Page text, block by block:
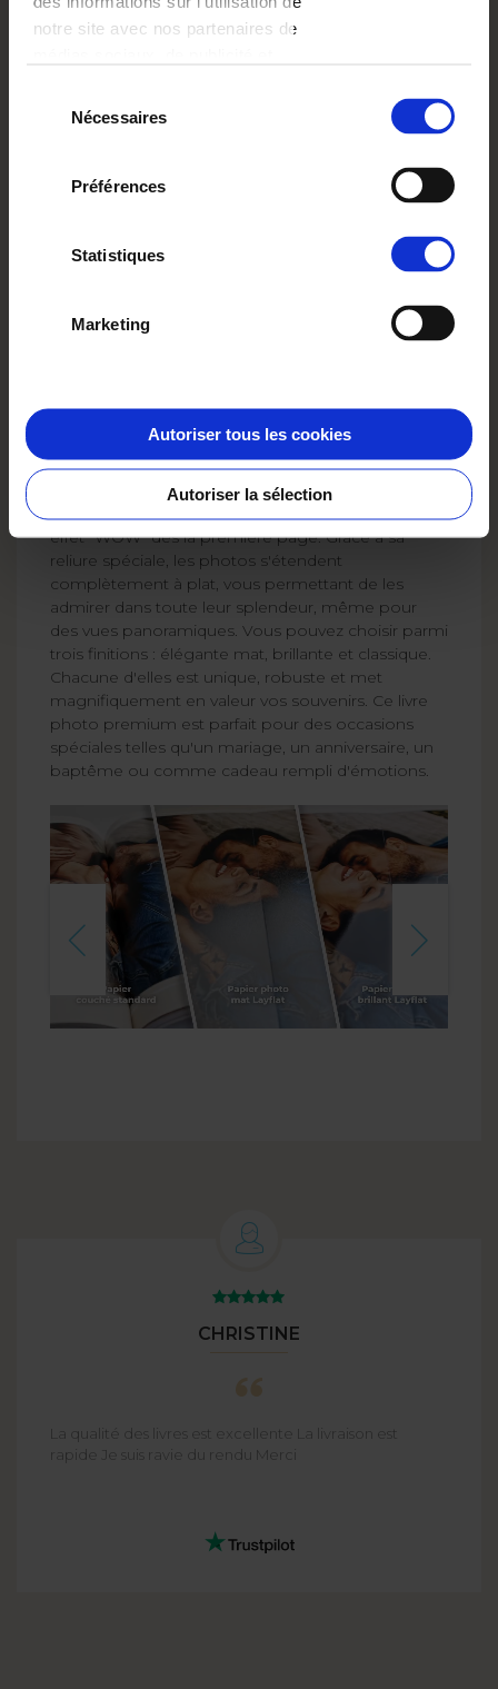
notre site avec nos partenaires de
celles-ci avec d'autres informations
utilisation de leurs services.
Nécessaires
Préférences
Statistiques
Marketing
Autoriser tous les cookies
Autoriser la sélection
Créez et commandez depuis
Layflat
Le livre photo Layflat est bien plus qu'un simple
livre photo - c'est un véritable souvenir qui crée un
effet "WOW" dès la première page. Grâce à sa
reliure spéciale, les photos s'étendent
complètement à plat, vous permettant de les
admirer dans toute leur splendeur, même pour
des vues panoramiques. Vous pouvez choisir parmi
trois finitions : élégante mat, brillante et classique.
Chacune d'elles est unique, robuste et met
magnifiquement en valeur vos souvenirs. Ce livre
photo premium est parfait pour des occasions
spéciales telles qu'un mariage, un anniversaire, un
baptême ou comme cadeau rempli d'émotions.
CHRISTINE
La qualité des livres est excellente La livraison est
rapide Je suis ravie du rendu Merci